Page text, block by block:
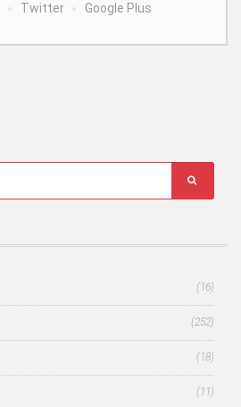
Twitter Google Plus
(16)
(252)
(18)
(11)